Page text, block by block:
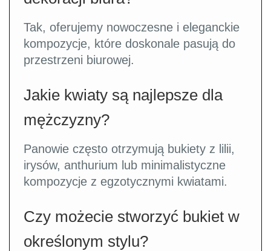
Tak, oferujemy nowoczesne i eleganckie
kompozycje, które doskonale pasują do
przestrzeni biurowej.
Jakie kwiaty są najlepsze dla
mężczyzny?
Panowie często otrzymują bukiety z lilii,
irysów, anthurium lub minimalistyczne
kompozycje z egzotycznymi kwiatami.
Czy możecie stworzyć bukiet w
określonym stylu?